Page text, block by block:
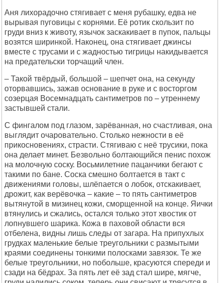
Аня лихорадочно стягивает с меня рубашку, едва не
вырывая пуговицы с корнями. Её ротик скользит по
груди вниз к животу, язычок заскакивает в пупок, пальцы
возятся ширинкой. Наконец, она стягивает джинсы
вместе с трусами и с жадностью тигрицы накидывается
на предательски торчащий член.
– Такой твёрдый, большой – шепчет она, на секунду
оторвавшись, зажав основание в руке и с восторгом
созерцая Восемнадцать сантиметров по – утреннему
застывшей стали.
С фингалом под глазом, зарёванная, но счастливая, она
выглядит очаровательно. Столько нежности в её
прикосновениях, страсти. Стягиваю с неё трусики, пока
она делает минет. Безвольно болтающийся пенис похож
на молочную соску. Восьмилетние пацанчики бегают с
такими по бане. Соска смешно болтается в такт с
движениями головы, шлёпается о лобок, отскакивает,
дрожит, как верёвочка – какие – то пять сантиметров
вытянутой в мизинец кожи, сморщенной на конце. Яички
втянулись и сжались, остался только этот хвостик от
лопнувшего шарика. Кожа в паховой области вся
отбелена, видны лишь следы от загара. На припухлых
грудках маленькие белые треугольники с размытыми
краями соединены тонкими полосками завязок. Те же
белые треугольники, но побольше, красуются спереди и
сзади на бёдрах. За пять лет её зад стал шире, мягче,